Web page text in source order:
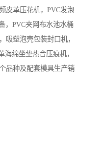
皮革压花机，PVC发泡
，PVC夹网布水池水桶
吸塑泡壳包装封口机，
海绵坐垫热合压痕机，
品种及配套模具生产销